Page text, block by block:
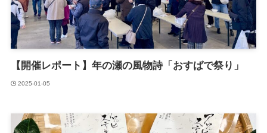
【開催レポート】年の瀬の風物詩「おすばで祭り」
2025-01-05